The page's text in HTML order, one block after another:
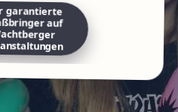
garantierte
auf